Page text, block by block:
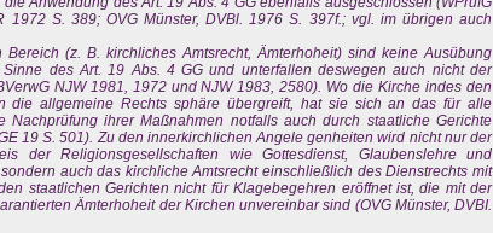
1972 S. 389; OVG Münster, DVBl. 1976 S. 397f.; vgl. im übrigen auch
(z. B. kirchliches Amtsrecht, Ämterhoheit) sind keine Ausübung
des Art. 19 Abs. 4 GG und unterfallen deswegen auch nicht der
NJW 1981, 1972 und NJW 1983, 2580). Wo die Kirche indes den
die allgemeine Rechts sphäre übergreift, hat sie sich an das für alle
ihrer Maßnahmen notfalls auch durch staatliche Gerichte
19 S. 501). Zu den innerkirchlichen Angele genheiten wird nicht nur der
der Religionsgesellschaften wie Gottesdienst, Glaubenslehre und
auch das kirchliche Amtsrecht einschließlich des Dienstrechts mit
staatlichen Gerichten nicht für Klagebegehren eröffnet ist, die mit der
Ämterhoheit der Kirchen unvereinbar sind (OVG Münster, DVBI.